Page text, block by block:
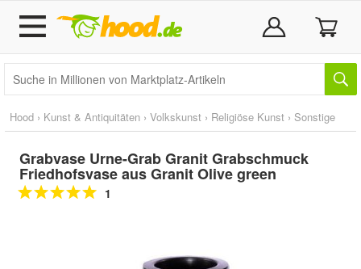
Hood › Kunst & Antiquitäten › Volkskunst › Religiöse Kunst › Sonstige
Grabvase Urne-Grab Granit Grabschmuck
Friedhofsvase aus Granit Olive green
1